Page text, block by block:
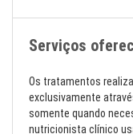
Serviços
Os tratamentos
exclusivamente
somente quando
nutricionista clínico